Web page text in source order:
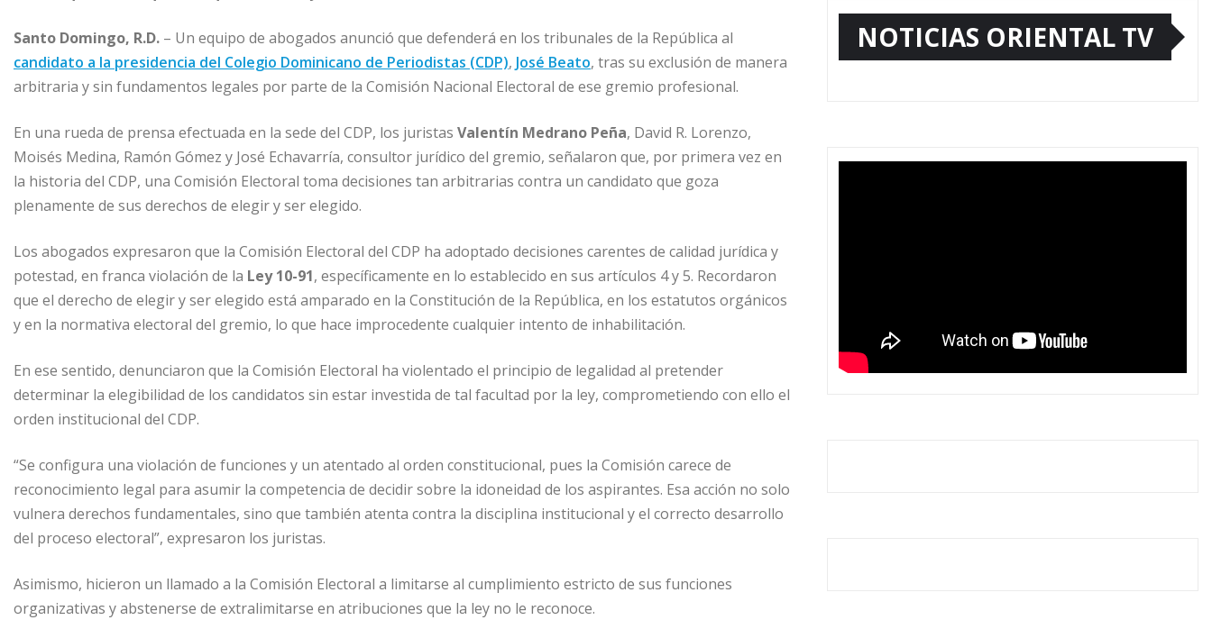
e
b
o
o
k
l e
dI
n
s
A
p
p
e
n
g
e
r
p
ar
ti
r
Santo Domingo, R.D. – Un equipo de abogados anunció que defenderá en los tribunales de la República al
candidato a la presidencia del Colegio Dominicano de Periodistas (CDP), José Beato, tras su exclusión de manera
arbitraria y sin fundamentos legales por parte de la Comisión Nacional Electoral de ese gremio profesional.
En una rueda de prensa efectuada en la sede del CDP, los juristas Valentín Medrano Peña, David R. Lorenzo,
Moisés Medina, Ramón Gómez y José Echavarría, consultor jurídico del gremio, señalaron que, por primera vez en
la historia del CDP, una Comisión Electoral toma decisiones tan arbitrarias contra un candidato que goza
plenamente de sus derechos de elegir y ser elegido.
Los abogados expresaron que la Comisión Electoral del CDP ha adoptado decisiones carentes de calidad jurídica y
potestad, en franca violación de la Ley 10-91, específicamente en lo establecido en sus artículos 4 y 5. Recordaron
que el derecho de elegir y ser elegido está amparado en la Constitución de la República, en los estatutos orgánicos
y en la normativa electoral del gremio, lo que hace improcedente cualquier intento de inhabilitación.
En ese sentido, denunciaron que la Comisión Electoral ha violentado el principio de legalidad al pretender
determinar la elegibilidad de los candidatos sin estar investida de tal facultad por la ley, comprometiendo con ello el
orden institucional del CDP.
“Se configura una violación de funciones y un atentado al orden constitucional, pues la Comisión carece de
reconocimiento legal para asumir la competencia de decidir sobre la idoneidad de los aspirantes. Esa acción no solo
vulnera derechos fundamentales, sino que también atenta contra la disciplina institucional y el correcto desarrollo
del proceso electoral”, expresaron los juristas.
Asimismo, hicieron un llamado a la Comisión Electoral a limitarse al cumplimiento estricto de sus funciones
organizativas y abstenerse de extralimitarse en atribuciones que la ley no le reconoce.
NOTICIAS ORIENTAL TV